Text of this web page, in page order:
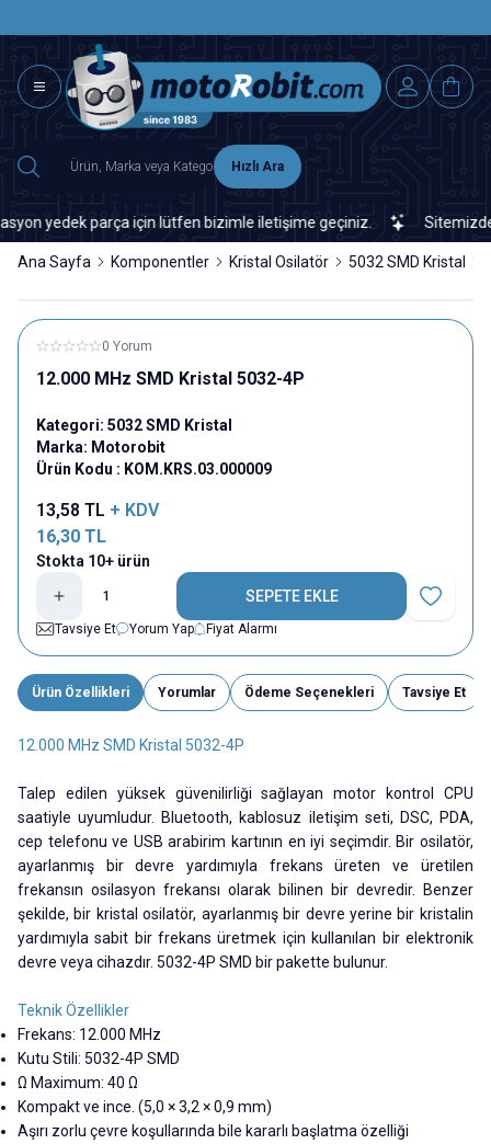
Hızlı Ara
yedek parça için lütfen bizimle iletişime geçiniz. Sitemizde
Ana Sayfa Komponentler Kristal Osilatör 5032 SMD Kristal
0 Yorum
12.000 MHz SMD Kristal 5032-4P
Kategori: 5032 SMD Kristal
Marka: Motorobit
Ürün Kodu : KOM.KRS.03.000009
13,58 TL + KDV
16,30 TL
Stokta 10+ ürün
SEPETE EKLE
Favoriye
Tavsiye Et
Yorum Yap Fiyat Alarmı
Ürün Özellikleri Yorumlar Ödeme Seçenekleri Tavsiye Et
12.000 MHz SMD Kristal 5032-4P
Talep edilen yüksek güvenilirliği sağlayan motor kontrol CPU
saatiyle uyumludur. Bluetooth, kablosuz iletişim seti, DSC, PDA,
cep telefonu ve USB arabirim kartının en iyi seçimdir. Bir osilatör,
ayarlanmış bir devre yardımıyla frekans üreten ve üretilen
frekansın osilasyon frekansı olarak bilinen bir devredir. Benzer
şekilde, bir kristal osilatör, ayarlanmış bir devre yerine bir kristalin
yardımıyla sabit bir frekans üretmek için kullanılan bir elektronik
devre veya cihazdır. 5032-4P SMD bir pakette bulunur.
Teknik Özellikler
Frekans: 12.000 MHz
Kutu Stili: 5032-4P SMD
Ω Maximum: 40 Ω
Kompakt ve ince. (5,0 × 3,2 × 0,9 mm)
Aşırı zorlu çevre koşullarında bile kararlı başlatma özelliği